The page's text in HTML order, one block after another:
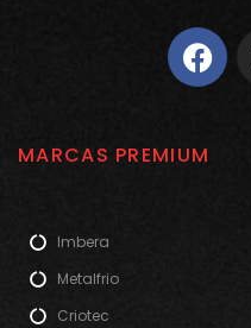
MARCAS PREMIUM
Imbera
Metalfrio
Criotec